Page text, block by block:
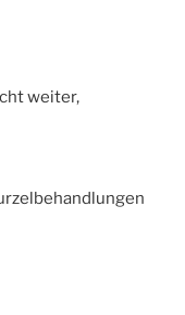
weiter,